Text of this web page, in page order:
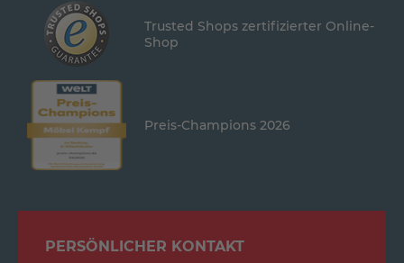
Trusted Shops zertifizierter Online-
Shop
Preis-Champions 2026
PERSÖNLICHER KONTAKT